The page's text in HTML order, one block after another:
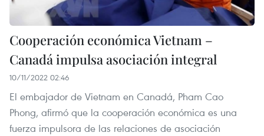
Cooperación económica Vietnam –
Canadá impulsa asociación integral
10/11/2022 02:46
El embajador de Vietnam en Canadá, Pham Cao
Phong, afirmó que la cooperación económica es una
fuerza impulsora de las relaciones de asociación